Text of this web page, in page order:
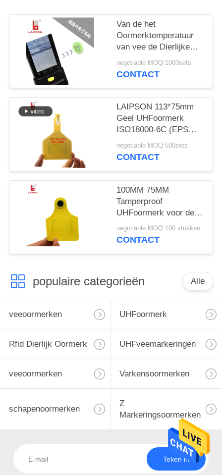
POLICY
Van de het
Oormerktemperatuur
van vee de Dierlijke
Schapen UHFdruk van
de de Weerstandslaser
negotiable MOQ:1000sets
CONTACT
LAIPSON 113*75mm
Geel UHFoormerk
ISO18000-6C (EPS
GEN2)
negotiable MOQ:500sets
CONTACT
100MM 75MM
Tamperproof
UHFoormerk voor de
Identificatie van de
Veegroep
negotiable MOQ:100 stukken
CONTACT
populaire categorieën Alle
veeoormerken UHFoormerk
Rfid Dierlijk Oormerk UHFveemarkeringen
veeoormerken Varkensoormerken
schapenoormerken
Z
Markeringsoormerken
Teken in